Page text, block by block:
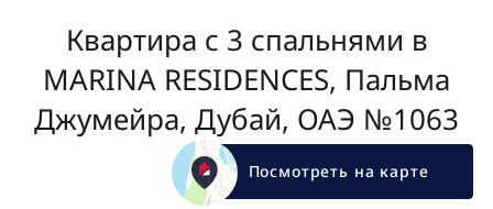
Квартира с 3 спальнями в
MARINA RESIDENCES, Пальма
Джумейра, Дубай, ОАЭ №1063
Посмотреть на карте